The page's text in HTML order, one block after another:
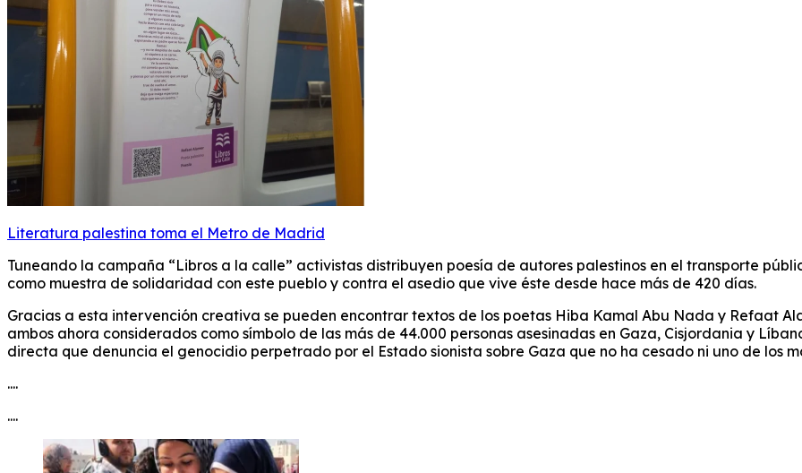
Literatura palestina toma el Metro de Madrid
Tuneando la campaña “Libros a la calle” activistas distribuyen poesía de autores palestinos en el transporte
como muestra de solidaridad con este pueblo y contra el asedio que vive éste desde hace más de 420 días.
Gracias a esta intervención creativa se pueden encontrar textos de los poetas Hiba Kamal Abu Nada y Refaat
ambos ahora considerados como símbolo de las más de 44.000 personas asesinadas en Gaza, Cisjordania y
directa que denuncia el genocidio perpetrado por el Estado sionista sobre Gaza que no ha cesado ni uno de los
....
....